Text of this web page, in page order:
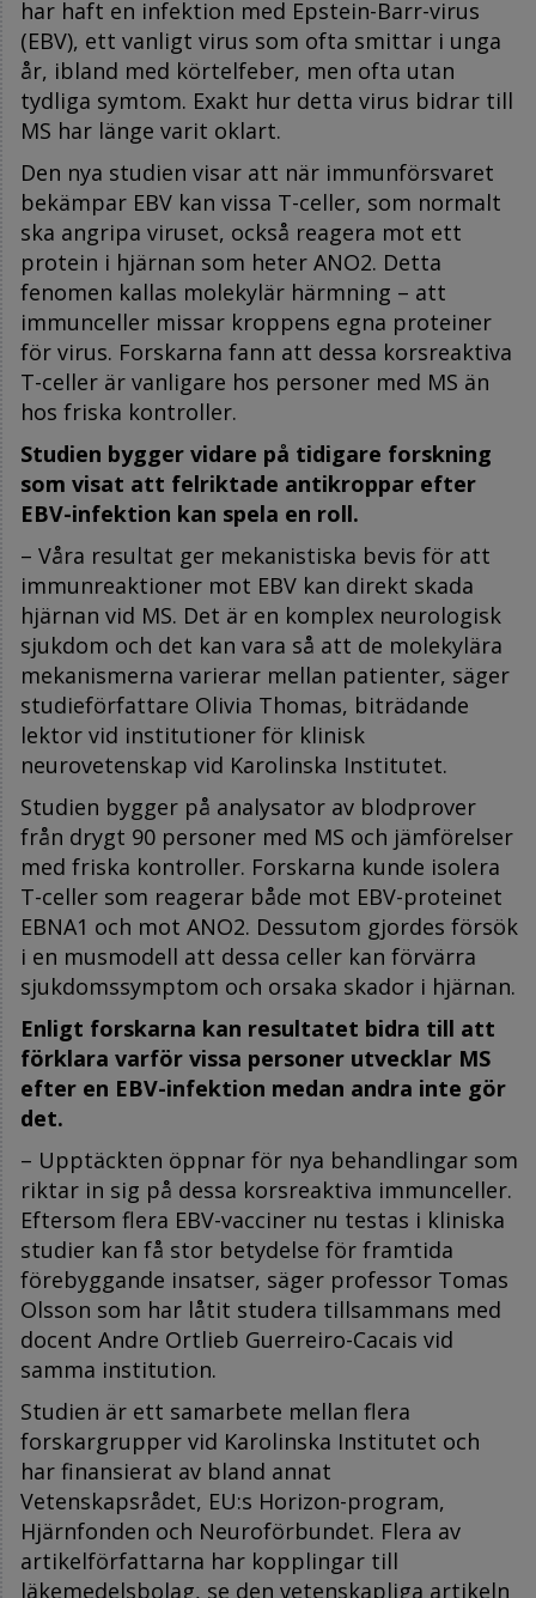
har haft en infektion med Epstein-Barr-virus
(EBV), ett vanligt virus som ofta smittar i unga
år, ibland med körtelfeber, men ofta utan
tydliga symtom. Exakt hur detta virus bidrar till
MS har länge varit oklart.
Den nya studien visar att när immunförsvaret
bekämpar EBV kan vissa T-celler, som normalt
ska angripa viruset, också reagera mot ett
protein i hjärnan som heter ANO2. Detta
fenomen kallas molekylär härmning – att
immunceller missar kroppens egna proteiner
för virus. Forskarna fann att dessa korsreaktiva
T-celler är vanligare hos personer med MS än
hos friska kontroller.
Studien bygger vidare på tidigare forskning
som visat att felriktade antikroppar efter
EBV-infektion kan spela en roll.
– Våra resultat ger mekanistiska bevis för att
immunreaktioner mot EBV kan direkt skada
hjärnan vid MS. Det är en komplex neurologisk
sjukdom och det kan vara så att de molekylära
mekanismerna varierar mellan patienter, säger
studieförfattare Olivia Thomas, biträdande
lektor vid institutioner för klinisk
neurovetenskap vid Karolinska Institutet.
Studien bygger på analysator av blodprover
från drygt 90 personer med MS och jämförelser
med friska kontroller. Forskarna kunde isolera
T-celler som reagerar både mot EBV-proteinet
EBNA1 och mot ANO2. Dessutom gjordes försök
i en musmodell att dessa celler kan förvärra
sjukdomssymptom och orsaka skador i hjärnan.
Enligt forskarna kan resultatet bidra till att
förklara varför vissa personer utvecklar MS
efter en EBV-infektion medan andra inte gör
det.
– Upptäckten öppnar för nya behandlingar som
riktar in sig på dessa korsreaktiva immunceller.
Eftersom flera EBV-vacciner nu testas i kliniska
studier kan få stor betydelse för framtida
förebyggande insatser, säger professor Tomas
Olsson som har låtit studera tillsammans med
docent Andre Ortlieb Guerreiro-Cacais vid
samma institution.
Studien är ett samarbete mellan flera
forskargrupper vid Karolinska Institutet och
har finansierat av bland annat
Vetenskapsrådet, EU:s Horizon-program,
Hjärnfonden och Neuroförbundet. Flera av
artikelförfattarna har kopplingar till
läkemedelsbolag, se den vetenskapliga artikeln